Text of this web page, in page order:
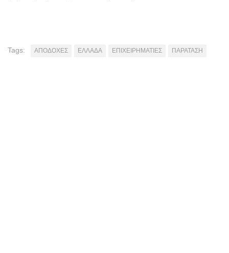
Tags: ΑΠΟΔΟΧΕΣ ΕΛΛΑΔΑ ΕΠΙΧΕΙΡΗΜΑΤΙΕΣ ΠΑΡΑΤΑΣΗ